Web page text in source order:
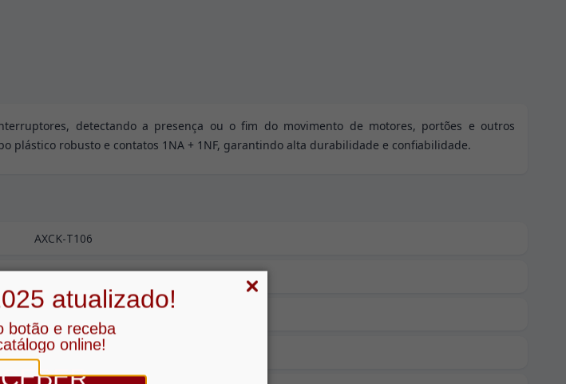
atualizado!
botão e receba
online!
detectando a presença ou o fim do movimento de motores, portões e outros
plástico robusto e contatos 1NA + 1NF, garantindo alta durabilidade e confiabilidade.
AXCK-T106
Fio Helicoidal 360°
250Vca